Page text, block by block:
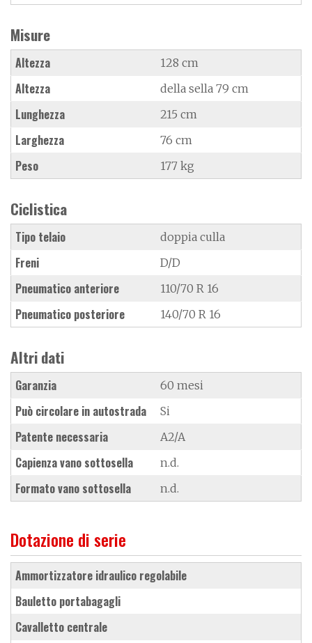
Misure
Altezza 128 cm
Altezza della sella 79 cm
Lunghezza 215 cm
Larghezza 76 cm
Peso 177 kg
Ciclistica
Tipo telaio doppia culla
Freni D/D
Pneumatico anteriore 110/70 R 16
Pneumatico posteriore 140/70 R 16
Altri dati
Garanzia 60 mesi
Può circolare in autostrada Si
Patente necessaria A2/A
Capienza vano sottosella n.d.
Formato vano sottosella n.d.
Dotazione di serie
ammortizzatore idraulico regolabile
bauletto portabagagli
cavalletto centrale